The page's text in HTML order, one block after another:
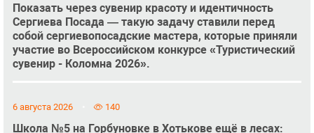
Показать через сувенир красоту и идентичность
Сергиева Посада — такую задачу ставили перед
собой сергиевопосадские мастера, которые приняли
участие во Всероссийском конкурсе «Туристический
сувенир - Коломна 2026».
6 августа 2026 140
Школа №5 на Горбуновке в Хотькове ещё в лесах: